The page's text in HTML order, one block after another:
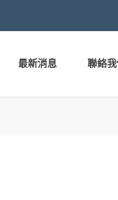
最新消息 聯絡